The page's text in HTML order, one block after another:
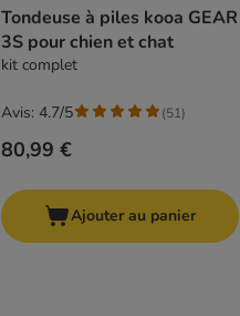
Tondeuse à piles kooa GEAR
3S pour chien et chat
kit complet
80,99 €
Avis: 4.7/5 (51)
Ajouter au panier